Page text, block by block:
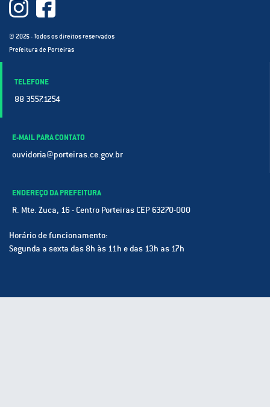
© 2025 - Todos os direitos reservados
Prefeitura de Porteiras
TELEFONE
88 3557.1254
E-MAIL PARA CONTATO
ouvidoria@porteiras.ce.gov.br
ENDEREÇO DA PREFEITURA
R. Mte. Zuca, 16 - Centro Porteiras CEP 63270-000
Horário de funcionamento:
Segunda a sexta das 8h às 11h e das 13h as 17h